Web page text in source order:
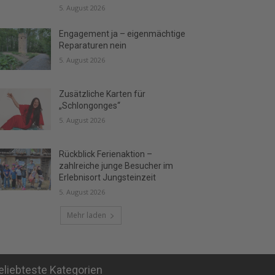
5. August 2026
Engagement ja – eigenmächtige
Reparaturen nein
5. August 2026
Zusätzliche Karten für
„Schlongonges“
5. August 2026
Rückblick Ferienaktion –
zahlreiche junge Besucher im
Erlebnisort Jungsteinzeit
5. August 2026
Mehr laden
Kategorien